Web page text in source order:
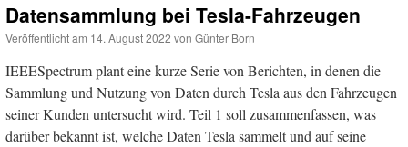
Datensammlung bei Tesla-Fahrzeugen
Veröffentlicht am 14. August 2022 von Günter Born
IEEESpectrum plant eine kurze Serie von Berichten, in denen die
Sammlung und Nutzung von Daten durch Tesla aus den Fahrzeugen
seiner Kunden untersucht wird. Teil 1 soll zusammenfassen, was
darüber bekannt ist, welche Daten Tesla sammelt und auf seine